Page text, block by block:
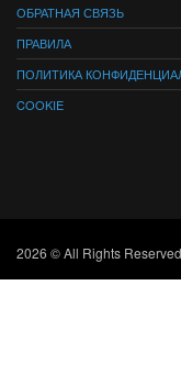
ОБРАТНАЯ СВЯЗЬ
ПРАВИЛА
ПОЛИТИКА
COOKIE
2026 © All Rights